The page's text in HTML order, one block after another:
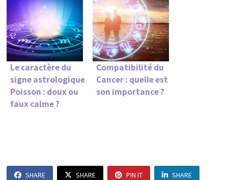
Le caractère du
signe astrologique
Poisson : doux ou
faux calme ?
Compatibilité du
Cancer : quelle est
son importance ?
SHARE SHARE PIN IT SHARE